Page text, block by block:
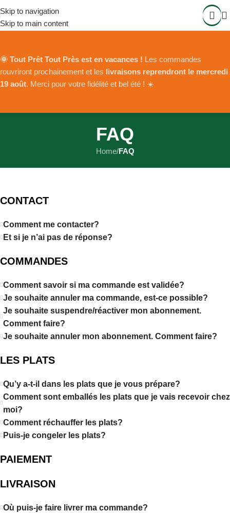
Skip to navigation
Skip to main content
🌞 Tout Prêt Tout Près est en vacances ! Les commandes
rouvriront prochainement et les livraisons reprendront le mercredi
19 août. Merci pour votre fidélité et bel été ! ☀️
FAQ
Home/FAQ
CONTACT
Comment me contacter?
Et si je n’ai pas de réponse?
COMMANDES
Comment savoir si ma commande est validée?
Je souhaite annuler ma commande, est-ce possible?
Je souhaite suspendre/réactiver mon abonnement.
Comment faire?
Je souhaite annuler mon abonnement. Comment faire?
LES PLATS
Qu’y a-t-il dans les plats que je vous prépare?
Comment sont emballés les plats que je vais recevoir chez
moi?
Comment réchauffer les plats?
Puis-je congeler les plats?
PAIEMENT
LIVRAISON
Où puis-je faire livrer ma commande?